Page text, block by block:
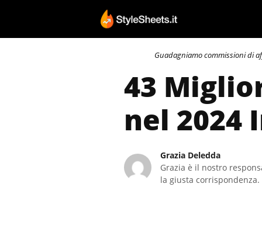
contenuto
Guadagniamo commissioni di
43
nel 2024
Grazia Deledda
Grazia è il nostro
la giusta